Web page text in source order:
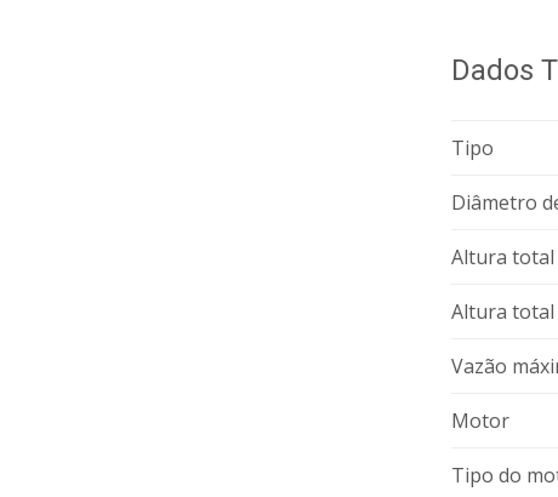
Dados
Tipo
Diâmetro
Altura total
Altura total
Vazão
Motor
Tipo do